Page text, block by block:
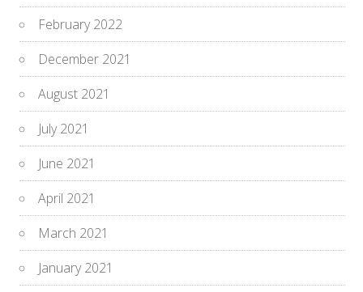
February 2022
December 2021
August 2021
July 2021
June 2021
April 2021
March 2021
January 2021